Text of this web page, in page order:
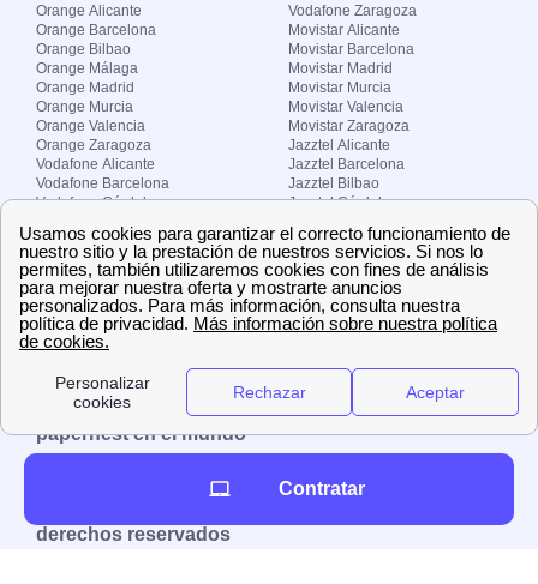
Orange Alicante
Orange Barcelona
Orange Bilbao
Orange Málaga
Orange Madrid
Orange Murcia
Orange Valencia
Orange Zaragoza
Vodafone Alicante
Vodafone Barcelona
Vodafone Córdoba
Vodafone Madrid
Vodafone Murcia
Vodafone Valencia
Vodafone Zaragoza
Movistar Alicante
Movistar Barcelona
Movistar Madrid
Movistar Murcia
Movistar Valencia
Movistar Zaragoza
Jazztel Alicante
Jazztel Barcelona
Jazztel Bilbao
Jazztel Córdoba
Jazztel Málaga
Jazztel Valencia
Jazztel Zaragoza
Sobre Zona-internet.com
¿Quiénes somos?
El grupo papernest
Aviso legal Nuestras ofertas de trabajo
papernest en el mundo
Reino Unido
derechos reservados
Contratar